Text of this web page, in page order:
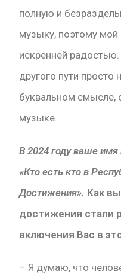
полную и
музыку, поэтому
искренней
другого пути просто
буквальном смысле,
музыке.
В 2024 году ваше
«Кто есть кто в
Достижения». Как
достижения
включения Вас в
– Я думаю, что